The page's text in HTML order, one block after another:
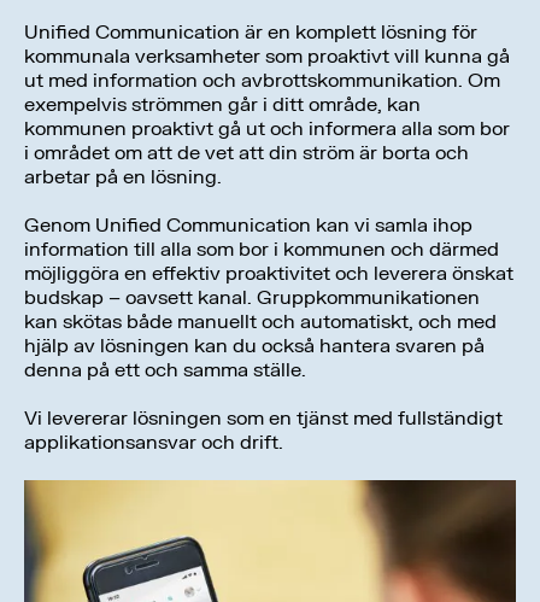
Unified Communication är en komplett lösning för
kommunala verksamheter som proaktivt vill kunna gå
ut med information och avbrottskommunikation. Om
exempelvis strömmen går i ditt område, kan
kommunen proaktivt gå ut och informera alla som bor
i området om att de vet att din ström är borta och
arbetar på en lösning.
Genom Unified Communication kan vi samla ihop
information till alla som bor i kommunen och därmed
möjliggöra en effektiv proaktivitet och leverera önskat
budskap – oavsett kanal. Gruppkommunikationen
kan skötas både manuellt och automatiskt, och med
hjälp av lösningen kan du också hantera svaren på
denna på ett och samma ställe.
Vi levererar lösningen som en tjänst med fullständigt
applikationsansvar och drift.